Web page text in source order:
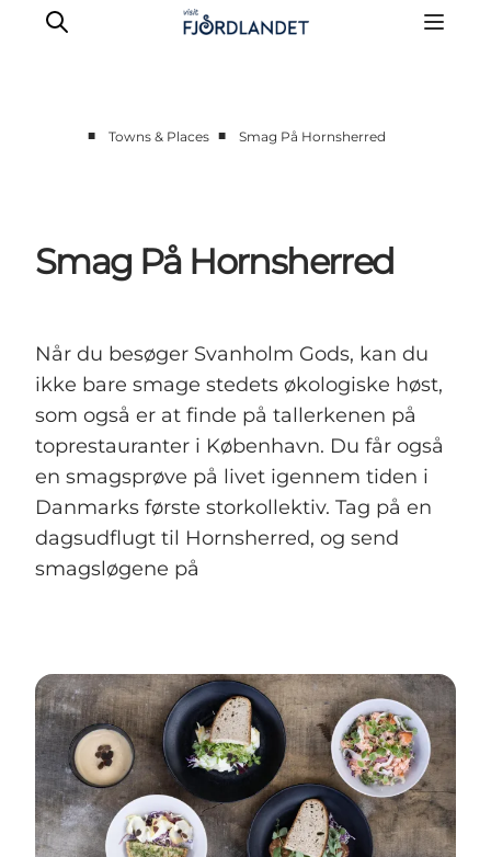
Guides & Inspiration
Accommodation
■ Towns & Places ■ Smag På Hornsherred
Smag På Hornsherred
Når du besøger Svanholm Gods, kan du
ikke bare smage stedets økologiske høst,
som også er at finde på tallerkenen på
toprestauranter i København. Du får også
en smagsprøve på livet igennem tiden i
Danmarks første storkollektiv. Tag på en
dagsudflugt til Hornsherred, og send
smagsløgene på